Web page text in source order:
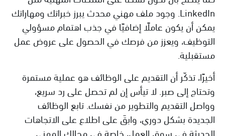
LinkedIn. وجود ملف مهني محدث يبرز خبراتك ومهاراتك
يمكن أن يكون عاملًا إضافيًا في جذب اهتمام مسؤولي
التوظيف، ويعزز من فرصك في الحصول على عروض عمل
مستقبلية.
أخيرًا، تذكّر أن التقديم على الوظائف هو عملية مستمرة
وتحتاج إلى صبر. لا تيأس إن لم تحصل على رد سريع،
وواصل التقديم والتطوير من نفسك. تابع الوظائف
الجديدة بشكل دوري، وابقَ على اطلاع على الاتجاهات
الحديثة في سوق العمل، خاصة في مجالك المهني.